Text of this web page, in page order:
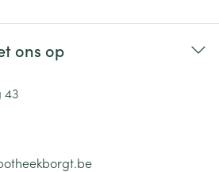
ons op
43